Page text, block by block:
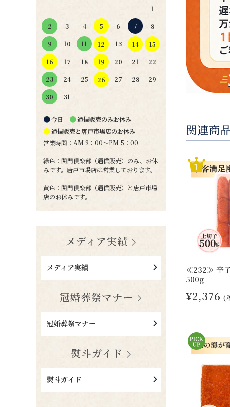
関連商
≪232≫ 辛
500g
¥2,376 (
1
2 3 4 5 6 7 8
9 10 11 12 13 14 15
16 17 18 19 20 21 22
23 24 25 26 27 28 29
30 31
●今日 ●通信販売のみお休み
●通信販売と唐戸市場店のお休み
営業時間：AM 9：00～PM 5：00
緑色：関門倶楽部（通信販売）のみ、お休
みです。唐戸市場店は営業しております。
黄色：関門倶楽部（通信販売）と唐戸市場
店のお休みです。
メディア実績
メディア実績
冠婚葬祭マナー
冠婚葬祭マナー
熨斗ガイド
熨斗ガイド